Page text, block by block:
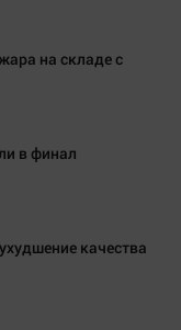
на складе с
в финал
качества